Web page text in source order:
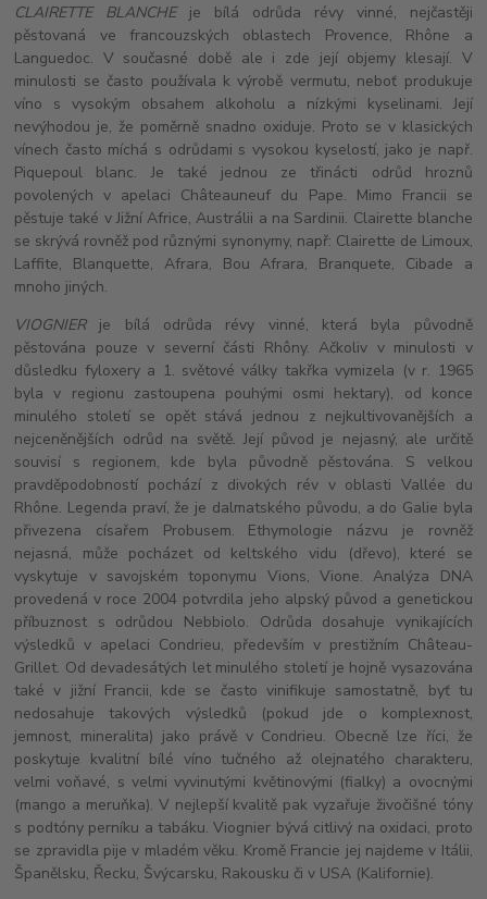
CLAIRETTE BLANCHEje bílá odrůda révy vinné, nejčastěji
pěstovaná ve francouzských oblastech Provence, Rhône a
Languedoc. V současné době ale i zde její objemy klesají. V
minulosti se často používala k výrobě vermutu, neboť produkuje
víno s vysokým obsahem alkoholu a nízkými kyselinami. Její
nevýhodou je, že poměrně snadno oxiduje. Proto se v klasických
vínech často míchá s odrůdami s vysokou kyselostí, jako je např.
Piquepoul blanc. Je také jednou ze třinácti odrůd hroznů
povolených v apelaci Châteauneuf du Pape. Mimo Francii se
pěstuje také v Jižní Africe, Austrálii a na Sardinii. Clairette blanche
se skrývá rovněž pod různými synonymy, např: Clairette de Limoux,
Laffite, Blanquette, Afrara, Bou Afrara, Branquete, Cibade a
mnoho jiných.
VIOGNIER je bílá odrůda révy vinné, která byla původně
pěstována pouze v severní části Rhôny. Ačkoliv v minulosti v
důsledku fyloxery a 1. světové války takřka vymizela (v r. 1965
byla v regionu zastoupena pouhými osmi hektary), od konce
minulého století se opět stává jednou z nejkultivovanějších a
nejceněnějších odrůd na světě. Její původ je nejasný, ale určitě
souvisí s regionem, kde byla původně pěstována. S velkou
pravděpodobností pochází z divokých rév v oblasti Vallée du
Rhône. Legenda praví, že je dalmatského původu, a do Galie byla
přivezena císařem Probusem. Ethymologie názvu je rovněž
nejasná, může pocházet od keltského vidu (dřevo), které se
vyskytuje v savojském toponymu Vions, Vione. Analýza DNA
provedená v roce 2004 potvrdila jeho alpský původ a genetickou
příbuznost s odrůdou Nebbiolo. Odrůda dosahuje vynikajících
výsledků v apelaci Condrieu, především v prestižním Château-
Grillet. Od devadesátých let minulého století je hojně vysazována
také v jižní Francii, kde se často vinifikuje samostatně, byť tu
nedosahuje takových výsledků (pokud jde o komplexnost,
jemnost, mineralita) jako právě v Condrieu. Obecně lze říci, že
poskytuje kvalitní bílé víno tučného až olejnatého charakteru,
velmi voňavé, s velmi vyvinutými květinovými (fialky) a ovocnými
(mango a meruňka). V nejlepší kvalitě pak vyzařuje živočišné tóny
s podtóny perníku a tabáku. Viognier bývá citlivý na oxidaci, proto
se zpravidla pije v mladém věku. Kromě Francie jej najdeme v Itálii,
Španělsku, Řecku, Švýcarsku, Rakousku či v USA (Kalifornie).